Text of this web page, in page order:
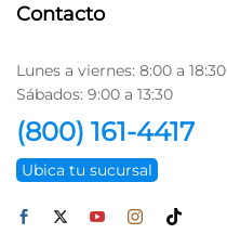
Contacto
Lunes a viernes: 8:00 a 18:30
Sábados: 9:00 a 13:30
(800) 161-4417
Ubica tu sucursal